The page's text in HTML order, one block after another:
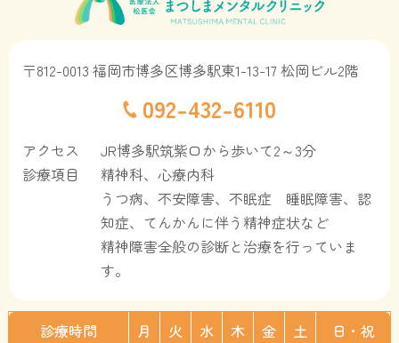
〒812-0013 福岡市博多区博多駅東1-13-17 松岡ビル2階
092-432-6110
アクセス
JR博多駅筑紫口から歩いて2～3分
診療項目
精神科、心療内科
うつ病、不安障害、不眠症 睡眠障害、認
知症、 てんかんに伴う精神症状など
精神障害全般の診断と治療を行っていま
す。
診療時間 月 火 水 木 金 土
日・祝